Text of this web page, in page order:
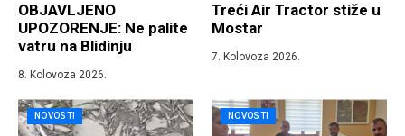
OBJAVLJENO
UPOZORENJE: Ne palite
vatru na Blidinju
8. Kolovoza 2026.
Treći Air Tractor stiže u
Mostar
7. Kolovoza 2026.
NOVOSTI NOVOSTI